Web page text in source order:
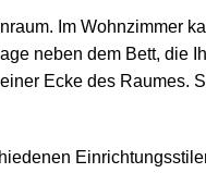
Im Wohnzimmer
neben dem Bett, die
Ecke des